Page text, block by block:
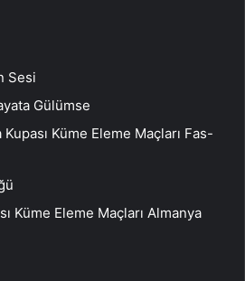
Sesi
Gülümse
Küme Eleme Maçları Fas-
Küme Eleme Maçları Almanya